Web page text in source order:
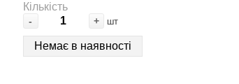
Кількість
- + шт
Немає в наявності